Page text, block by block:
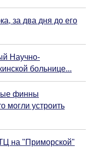
за два дня до его
Научно-
больнице...
финны
могли устроить
на "Приморской"